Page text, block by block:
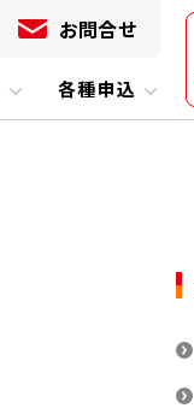
各種申込
お問合せ